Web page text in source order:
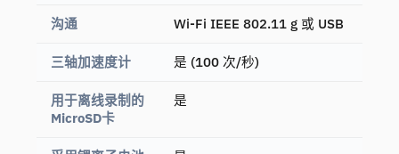
沟通 Wi-Fi IEEE 802.11 g 或 USB
三轴加速度计 是 (100 次/秒)
用于离线录制的
MicroSD卡
是